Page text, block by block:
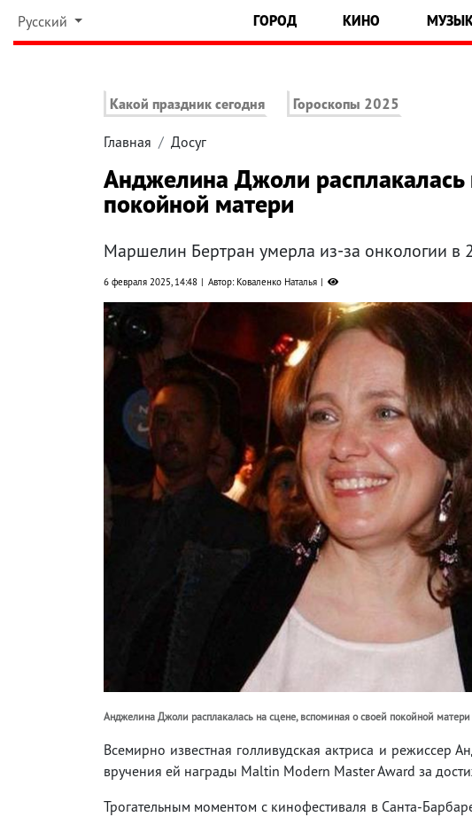
Русский ГОРОД КИНО
Какой праздник сегодня Гороскопы 2025
Главная Досуг
Анджелина Джоли расплакалась
покойной матери
Маршелин Бертран умерла из-за онкологии в
6 февраля 2025, 14:48 Автор: Коваленко Наталья
Анджелина Джоли расплакалась на сцене, вспоминая о своей покойной матери
Всемирно известная голливудская актриса и режиссер
вручения ей награды Maltin Modern Master Award за
Трогательным моментом с кинофестиваля в Санта-